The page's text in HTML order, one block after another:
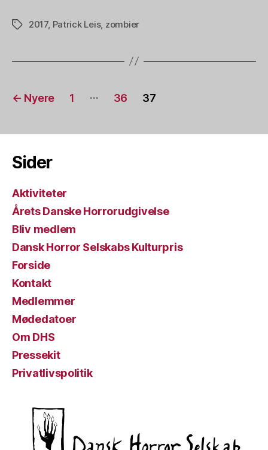
Tags2017, Patrick Leis, zombier
Indlægsinddeling
← Nyere 1 … 36 37
Sider
Aktiviteter
Årets Danske Horrorudgivelse
Bliv medlem
Dansk Horror Selskabs Kulturpris
Forside
Kontakt
Medlemmer
Mødedatoer
Om DHS
Pressekit
Privatlivspolitik